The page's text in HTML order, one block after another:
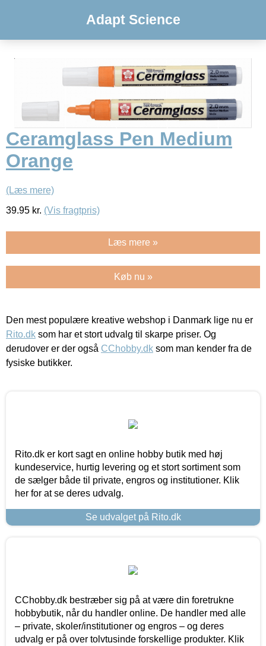
Adapt Science
Ceramglass Pen Medium
Orange
(Læs mere)
39.95 kr. (Vis fragtpris)
Læs mere »
Køb nu »
Den mest populære kreative webshop i Danmark lige nu er
Rito.dk som har et stort udvalg til skarpe priser. Og
derudover er der også CChobby.dk som man kender fra de
fysiske butikker.
Rito.dk er kort sagt en online hobby butik med høj
kundeservice, hurtig levering og et stort sortiment som
de sælger både til private, engros og institutioner. Klik
her for at se deres udvalg.
Se udvalget på Rito.dk
CChobby.dk bestræber sig på at være din foretrukne
hobbybutik, når du handler online. De handler med alle
– private, skoler/institutioner og engros – og deres
udvalg er på over tolvtusinde forskellige produkter. Klik